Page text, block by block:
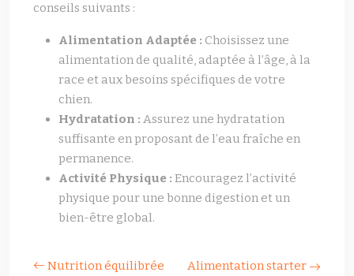
conseils suivants :
Alimentation Adaptée : Choisissez une
alimentation de qualité, adaptée à l’âge, à la
race et aux besoins spécifiques de votre
chien.
Hydratation : Assurez une hydratation
suffisante en proposant de l’eau fraîche en
permanence.
Activité Physique : Encouragez l’activité
physique pour une bonne digestion et un
bien-être global.
Nutrition équilibrée
Alimentation starter